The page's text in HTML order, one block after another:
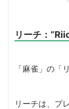
リーチ：
「麻雀」の「
リーチは、プ